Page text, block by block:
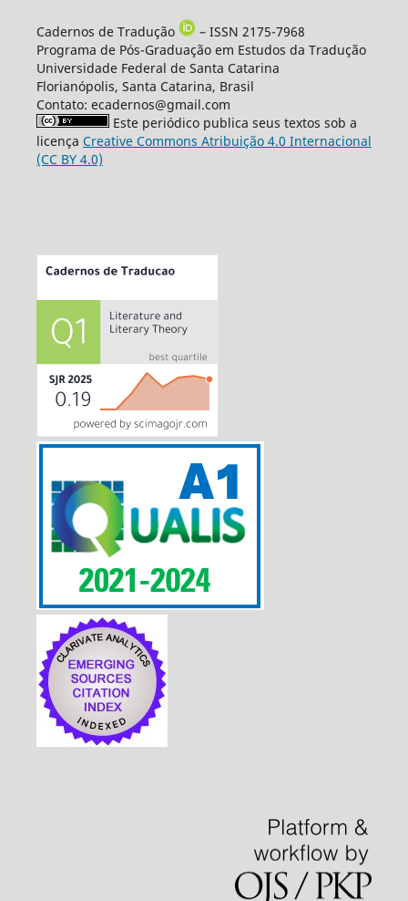
Cadernos de Tradução
– ISSN 2175-7968
Programa de Pós-Graduação em Estudos da Tradução
Universidade Federal de Santa Catarina
Florianópolis, Santa Catarina, Brasil
Contato: ecadernos@gmail.com
Este periódico publica seus textos sob a
licença Creative Commons Atribuição 4.0 Internacional
(CC BY 4.0)